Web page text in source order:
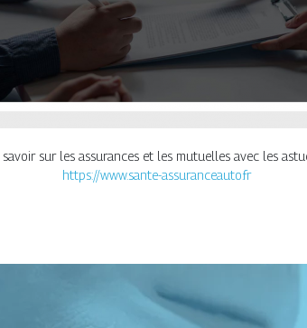
sur les assurances et les mutuelles avec les
https://www.sante-assuranceauto.fr